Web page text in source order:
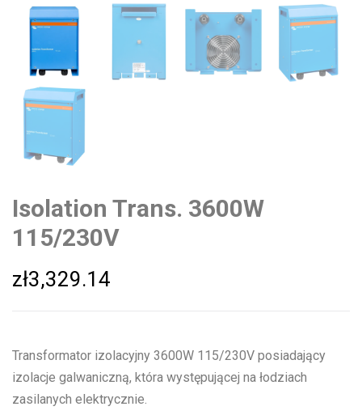
Isolation Trans. 3600W
115/230V
zł3,329.14
Transformator izolacyjny 3600W 115/230V posiadający
izolacje galwaniczną, która występującej na łodziach
zasilanych elektrycznie.